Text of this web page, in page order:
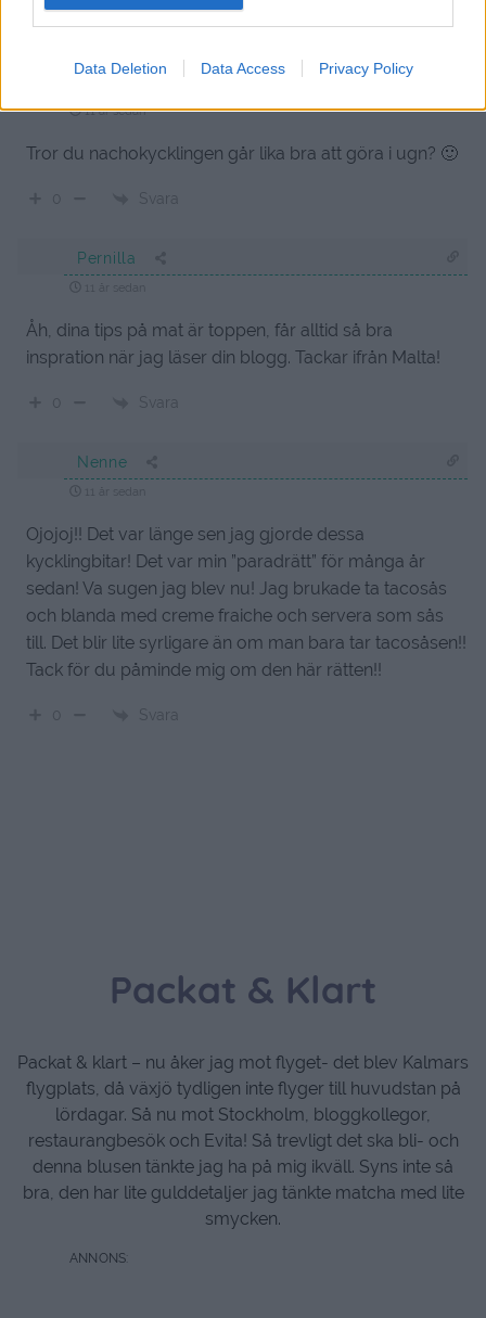
Data Deletion Data Access Privacy Policy
11 år sedan
Tror du nachokycklingen går lika bra att göra i ugn? 🙂
Svara
Pernilla
11 år sedan
Åh, dina tips på mat är toppen, får alltid så bra
inspration när jag läser din blogg. Tackar ifrån Malta!
Svara
Nenne
11 år sedan
Ojojoj!! Det var länge sen jag gjorde dessa
kycklingbitar! Det var min ”paradrätt” för många år
sedan! Va sugen jag blev nu! Jag brukade ta tacosås
och blanda med creme fraiche och servera som sås
till. Det blir lite syrligare än om man bara tar tacosåsen!!
Tack för du påminde mig om den här rätten!!
Svara
Packat & Klart
Packat & klart – nu åker jag mot flyget- det blev Kalmars
flygplats, då växjö tydligen inte flyger till huvudstan på
lördagar. Så nu mot Stockholm, bloggkollegor,
restaurangbesök och Evita! Så trevligt det ska bli- och
denna blusen tänkte jag ha på mig ikväll. Syns inte så
bra, den har lite gulddetaljer jag tänkte matcha med lite
smycken.